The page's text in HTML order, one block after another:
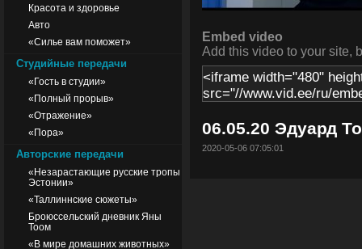
Красота и здоровье
Авто
«Силье вам поможет»
Студийные передачи
«Гость в студии»
«Полный прорыв»
«Отражение»
«Пора»
Авторские передачи
«Незарастающие русские тропы
Эстонии»
«Таллиннские сюжеты»
Броюссельский дневник Яны
Тоом
«В мире домашних животных»
Embed video
Add this video to your site,
06.05.20 Эдуард
2020-05-06 07:05:01